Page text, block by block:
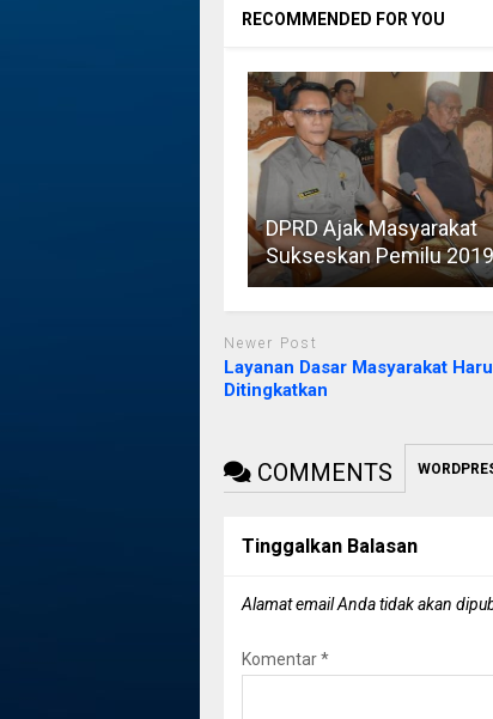
RECOMMENDED FOR YOU
DPRD Ajak Masyarakat
Sukseskan Pemilu 2019
Newer Post
Layanan Dasar Masyarakat
Ditingkatkan
COMMENTS
Tinggalkan Balasan
Alamat email Anda tidak akan
Komentar*